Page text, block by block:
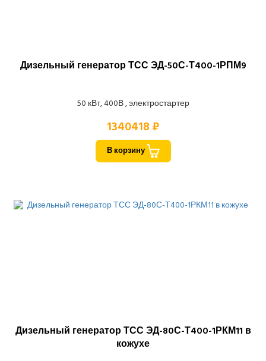
Дизельный генератор ТСС ЭД-50С-Т400-1РПМ9
50 кВт, 400В , электростартер
1340418 ₽
В корзину
Дизельный генератор ТСС ЭД-80С-Т400-1РКМ11 в
кожухе